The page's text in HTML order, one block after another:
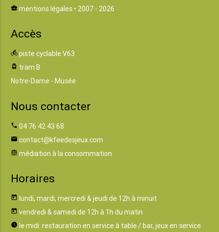
business_center mentions légales • 2007 - 2026
Accès
directions_bike piste cyclable V63
tram tram B
Notre-Dame - Musée
Nous contacter
phone 04 76 42 43 68
email contact@kfeedesjeux.com
balance médiation à la consommation
Horaires
today lundi, mardi, mercredi & jeudi de 12h à minuit
today vendredi & samedi de 12h à 1h du matin
watch_later le midi: restauration en service à table / bar, jeux en service